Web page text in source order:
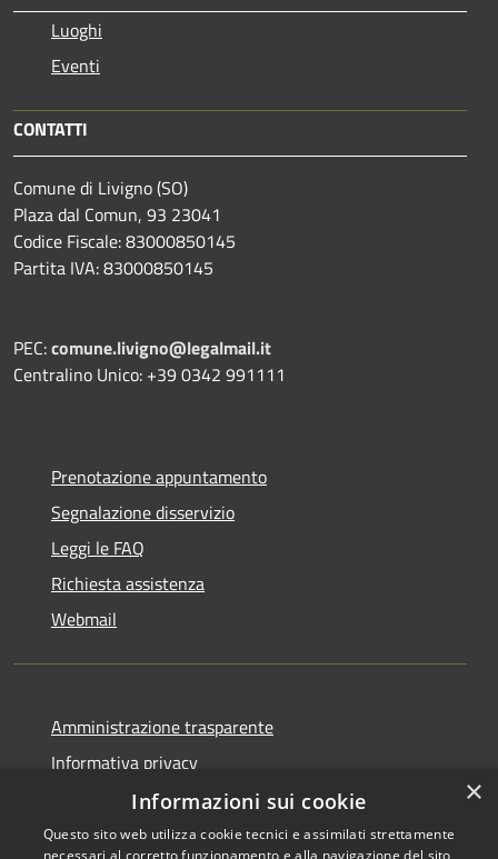
Luoghi
Eventi
CONTATTI
Comune di Livigno (SO)
Plaza dal Comun, 93 23041
Codice Fiscale: 83000850145
Partita IVA: 83000850145
PEC:comune.livigno@legalmail.it
Centralino Unico: +39 0342 991111
Prenotazione appuntamento
Segnalazione disservizio
Leggi le FAQ
Richiesta assistenza
Webmail
Amministrazione trasparente
Informativa privacy
Dichiarazione di accessibilità
×
Informazioni sui cookie
Questo sito web utilizza cookie tecnici e assimilati strettamente
necessari al corretto funzionamento e alla navigazione del sito,